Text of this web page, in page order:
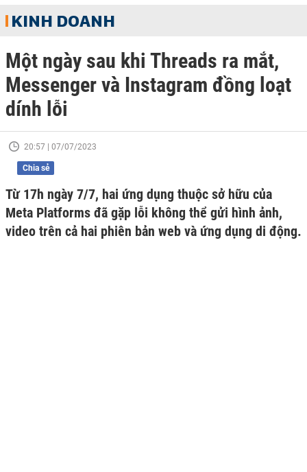
KINH DOANH
Một ngày sau khi Threads ra mắt,
Messenger và Instagram đồng loạt
dính lỗi
20:57 | 07/07/2023
Chia sẻ
Từ 17h ngày 7/7, hai ứng dụng thuộc sở hữu của
Meta Platforms đã gặp lỗi không thể gửi hình ảnh,
video trên cả hai phiên bản web và ứng dụng di động.